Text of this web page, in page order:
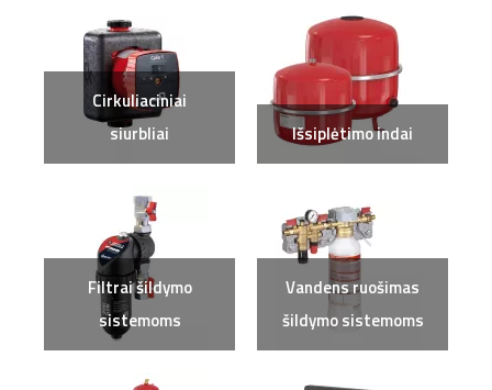
Cirkuliaciniai
siurbliai
Išsiplėtimo indai
Filtrai šildymo
sistemoms
Vandens ruošimas
šildymo sistemoms